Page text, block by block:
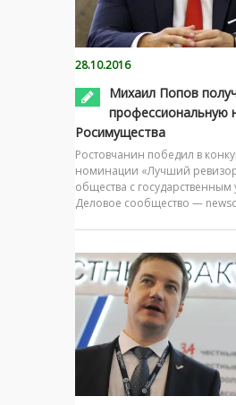
28.10.2016
Михаил Попов
профессиональную
Росимущества
Ростовчанин победил в
номинации «Лучший
общества с государственным
Деловое сообщество —